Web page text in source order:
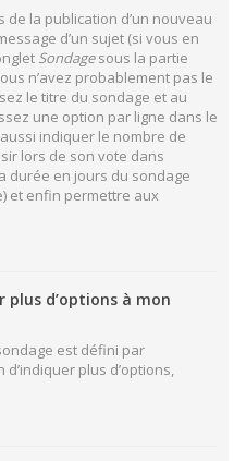
la publication d’un nouveau
d’un sujet (si vous en
Sondagesous la partie
n’avez probablement pas le
le titre du sondage et au
une option par ligne dans le
indiquer le nombre de
lors de son vote dans
durée en jours du sondage
et enfin permettre aux
d’options à mon
est défini par
plus d’options,